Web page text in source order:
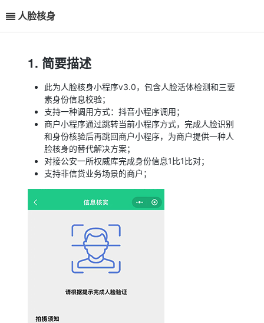
人脸核身
1. 简要描述
此为人脸核身小程序v3.0，包含人脸活体检测和三要
素身份信息校验；
支持一种调用方式：抖音小程序调用；
商户小程序通过跳转当前小程序方式，完成人脸识别
和身份核验后再跳回商户小程序，为商户提供一种人
脸核身的替代解决方案；
对接公安一所权威库完成身份信息1比1比对；
支持非信贷业务场景的商户；